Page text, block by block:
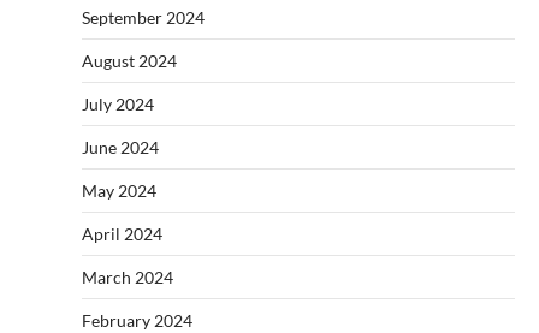
September 2024
August 2024
July 2024
June 2024
May 2024
April 2024
March 2024
February 2024